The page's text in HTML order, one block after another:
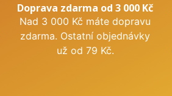
Doprava zdarma od 3 000 Kč
Nad 3 000 Kč máte dopravu
zdarma. Ostatní objednávky
už od 79 Kč.